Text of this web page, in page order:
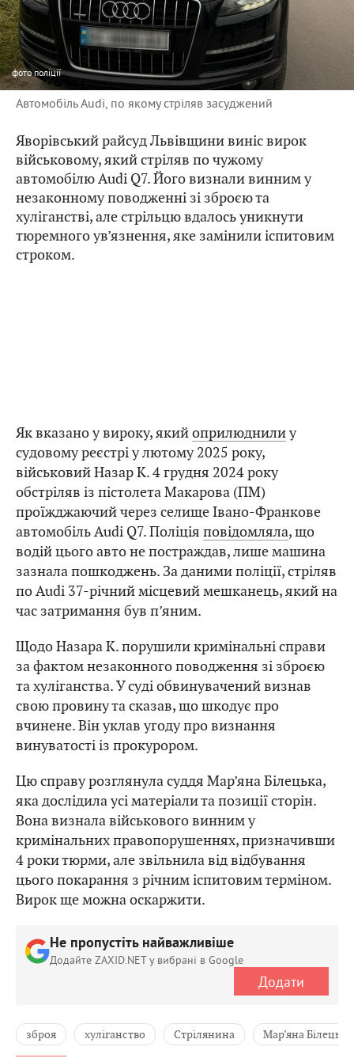
фотополіції
Автомобіль Audi, по якому стріляв засуджений
Яворівський райсуд Львівщини виніс вирок
військовому, який стріляв по чужому
автомобілю Audi Q7. Його визнали винним у
незаконному поводженні зі зброєю та
хуліганстві, але стрільцю вдалось уникнути
тюремного ув’язнення, яке замінили іспитовим
строком.
Як вказано у вироку, якийоприлюднилиу
судовому реєстрі у лютому 2025 року,
військовий Назар К. 4 грудня 2024 року
обстріляв із пістолета Макарова (ПМ)
проїжджаючий через селище Івано-Франкове
автомобіль Audi Q7. Поліція повідомляла, що
водій цього авто не постраждав, лише машина
зазнала пошкоджень. За даними поліції, стріляв
по Audi 37-річний місцевий мешканець, який на
час затримання був п’яним.
Щодо Назара К. порушили кримінальні справи
за фактом незаконного поводження зі зброєю
та хуліганства. У суді обвинувачений визнав
свою провину та сказав, що шкодує про
вчинене. Він уклав угоду про визнання
винуватості із прокурором.
Цю справу розглянула суддя Мар’яна Білецька,
яка дослідила усі матеріали та позиції сторін.
Вона визнала військового винним у
кримінальних правопорушеннях, призначивши
4 роки тюрми, але звільнила від відбування
цього покарання з річним іспитовим терміном.
Вирок ще можна оскаржити.
Не пропустіть найважливіше
Додайте ZAXID.NET у вибрані в Google
Додати
зброя хуліганство Стрілянина Мар’яна Білецька